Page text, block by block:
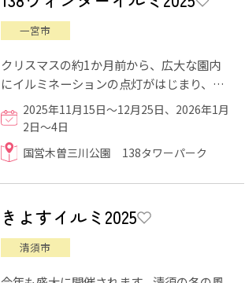
一宮市
クリスマスの約1か月前から、広大な園内
にイルミネーションの点灯がはじまり、冬
のおでかけスポットとして人気となってい
ます。 テーマは「MIRAI...
2025年11月15日～12月25日、2026年1月
2日～4日
国営木曽三川公園 138タワーパーク
きよすイルミ2025
清須市